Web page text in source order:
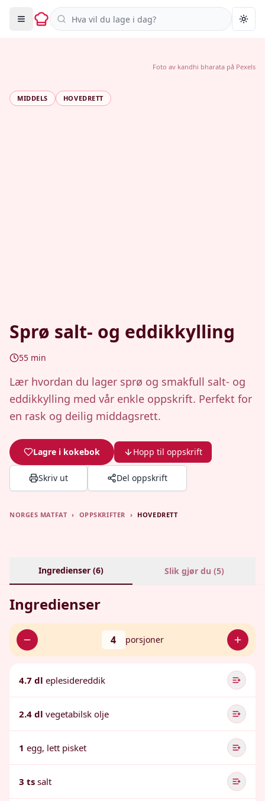
Søk i oppskrifter
MIDDELS HOVEDRETT
Sprø salt- og eddikkylling
55 min
Lær hvordan du lager sprø og smakfull salt- og
eddikkylling med vår enkle oppskrift. Perfekt for
en rask og deilig middagsrett.
Lagre i kokebok Hopp til oppskrift
Skriv ut Del oppskrift
Foto av kandhi bharata på Pexels
NORGES MATFAT › OPPSKRIFTER › HOVEDRETT
Ingredienser (6) Slik gjør du (5)
Ingredienser
4 porsjoner
4.7 dl eplesidereddik
2.4 dl vegetabilsk olje
1 egg, lett pisket
3 ts salt